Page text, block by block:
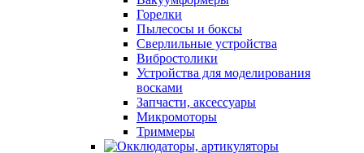
Горелки
Пылесосы и боксы
Сверлильные устройства
Вибростолики
Устройства для моделирования
восками
Запчасти, аксессуары
Микромоторы
Триммеры